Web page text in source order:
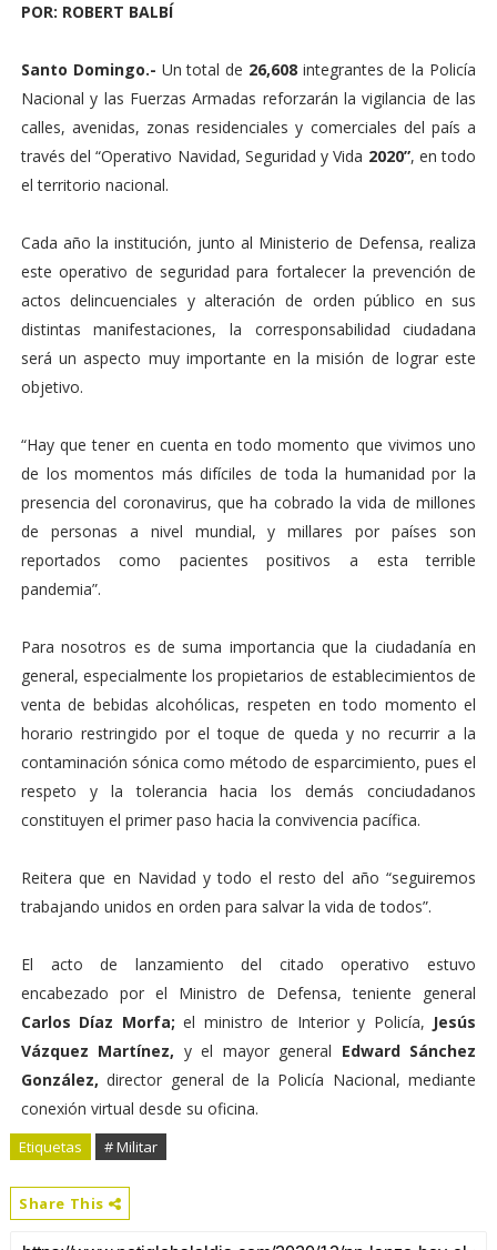
POR: ROBERT BALBÍ
Santo Domingo.- Un total de 26,608 integrantes de la Policía
Nacional y las Fuerzas Armadas reforzarán la vigilancia de las
calles, avenidas, zonas residenciales y comerciales del país a
través del “Operativo Navidad, Seguridad y Vida 2020”, en todo
el territorio nacional.
Cada año la institución, junto al Ministerio de Defensa, realiza
este operativo de seguridad para fortalecer la prevención de
actos delincuenciales y alteración de orden público en sus
distintas manifestaciones, la corresponsabilidad ciudadana
será un aspecto muy importante en la misión de lograr este
objetivo.
“Hay que tener en cuenta en todo momento que vivimos uno
de los momentos más difíciles de toda la humanidad por la
presencia del coronavirus, que ha cobrado la vida de millones
de personas a nivel mundial, y millares por países son
reportados como pacientes positivos a esta terrible
pandemia”.
Para nosotros es de suma importancia que la ciudadanía en
general, especialmente los propietarios de establecimientos de
venta de bebidas alcohólicas, respeten en todo momento el
horario restringido por el toque de queda y no recurrir a la
contaminación sónica como método de esparcimiento, pues el
respeto y la tolerancia hacia los demás conciudadanos
constituyen el primer paso hacia la convivencia pacífica.
Reitera que en Navidad y todo el resto del año “seguiremos
trabajando unidos en orden para salvar la vida de todos”.
El acto de lanzamiento del citado operativo estuvo
encabezado por el Ministro de Defensa, teniente general
Carlos Díaz Morfa; el ministro de Interior y Policía, Jesús
Vázquez Martínez, y el mayor general Edward Sánchez
González, director general de la Policía Nacional, mediante
conexión virtual desde su oficina.
Etiquetas # Militar
Share This